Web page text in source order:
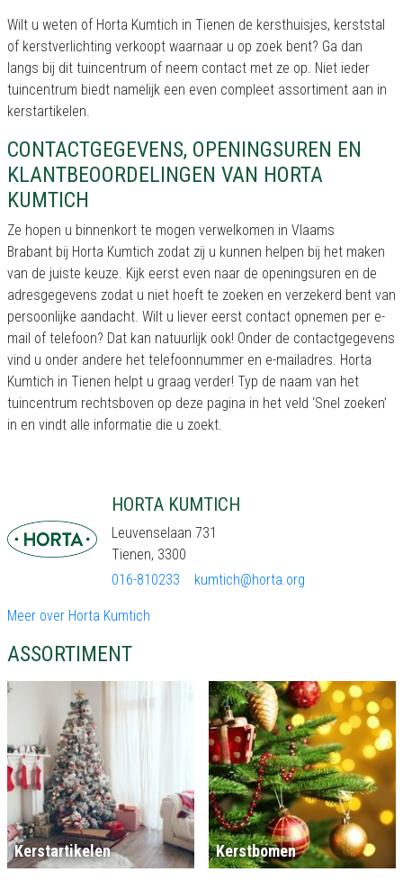
Wilt u weten of Horta Kumtich in Tienen de kersthuisjes, kerststal
of kerstverlichting verkoopt waarnaar u op zoek bent? Ga dan
langs bij dit tuincentrum of neem contact met ze op. Niet ieder
tuincentrum biedt namelijk een even compleet assortiment aan in
kerstartikelen.
CONTACTGEGEVENS, OPENINGSUREN EN
KLANTBEOORDELINGEN VAN HORTA
KUMTICH
Ze hopen u binnenkort te mogen verwelkomen in Vlaams
Brabant bij Horta Kumtich zodat zij u kunnen helpen bij het maken
van de juiste keuze. Kijk eerst even naar de openingsuren en de
adresgegevens zodat u niet hoeft te zoeken en verzekerd bent van
persoonlijke aandacht. Wilt u liever eerst contact opnemen per e-
mail of telefoon? Dat kan natuurlijk ook! Onder de contactgegevens
vind u onder andere het telefoonnummer en e-mailadres. Horta
Kumtich in Tienen helpt u graag verder! Typ de naam van het
tuincentrum rechtsboven op deze pagina in het veld ‘Snel zoeken’
in en vindt alle informatie die u zoekt.
HORTA KUMTICH
Leuvenselaan 731
Tienen, 3300
016-810233
kumtich@horta.org
Meer over Horta Kumtich
ASSORTIMENT
Kerstartikelen Kerstbomen